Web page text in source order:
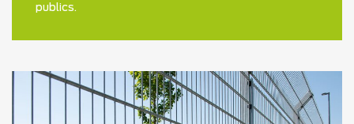
publics.